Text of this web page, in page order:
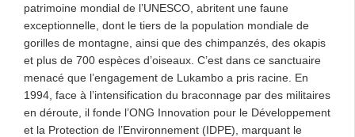
patrimoine mondial de l’UNESCO, abritent une faune
exceptionnelle, dont le tiers de la population mondiale de
gorilles de montagne, ainsi que des chimpanzés, des okapis
et plus de 700 espèces d’oiseaux. C’est dans ce sanctuaire
menacé que l’engagement de Lukambo a pris racine. En
1994, face à l’intensification du braconnage par des militaires
en déroute, il fonde l’ONG Innovation pour le Développement
et la Protection de l’Environnement (IDPE), marquant le